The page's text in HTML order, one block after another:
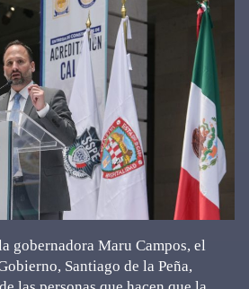
gobernadora Maru Campos, el
Santiago de la Peña,